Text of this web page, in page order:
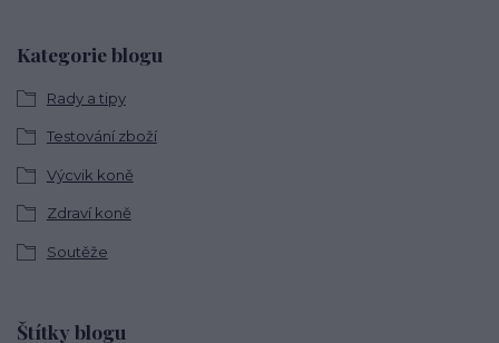
Kategorie blogu
Rady a tipy
Testování zboží
Výcvik koně
Zdraví koně
Soutěže
Štítky blogu